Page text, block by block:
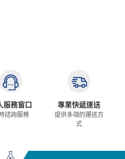
服務窗口
諮詢服務
專業快遞運送
提供多項的運送方
式